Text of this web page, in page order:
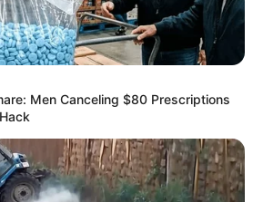
กณฑ์พบรักจากการทำงาน ส่วนคน
าจตกลงใช้ชีวิตร่วมกัน ความ
จต้องระวังทำงานจนไม่มีเวลาให้คน
Men Canceling $80 Prescriptions